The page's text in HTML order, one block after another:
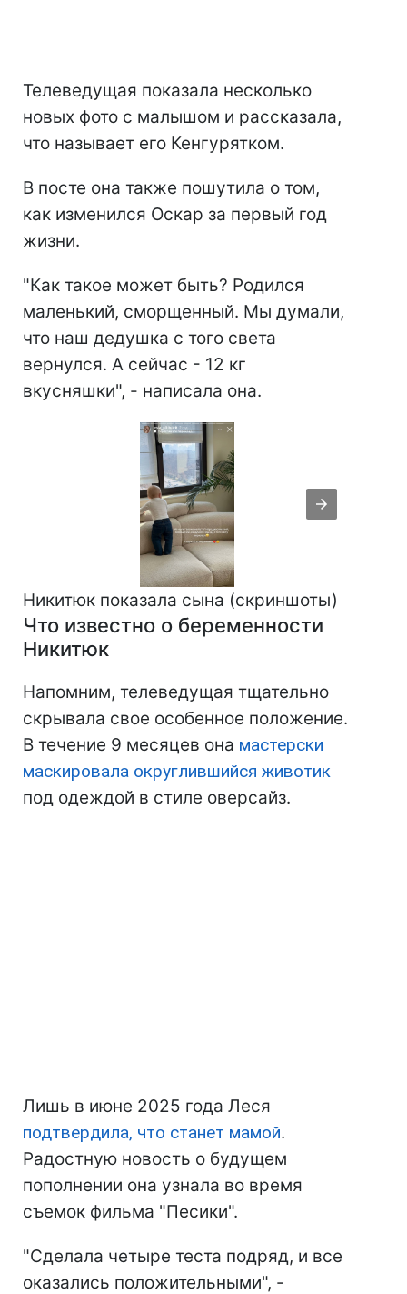
Телеведущая показала несколько
новых фото с малышом и рассказала,
что называет его Кенгурятком.
В посте она также пошутила о том,
как изменился Оскар за первый год
жизни.
"Как такое может быть? Родился
маленький, сморщенный. Мы думали,
что наш дедушка с того света
вернулся. А сейчас - 12 кг
вкусняшки", - написала она.
Никитюк показала сына (скриншоты)
Что известно о беременности
Никитюк
Напомним, телеведущая тщательно
скрывала свое особенное положение.
В течение 9 месяцев она мастерски
маскировала округлившийся животик
под одеждой в стиле оверсайз.
Лишь в июне 2025 года Леся
подтвердила, что станет мамой.
Радостную новость о будущем
пополнении она узнала во время
съемок фильма "Песики".
"Сделала четыре теста подряд, и все
оказались положительными", -